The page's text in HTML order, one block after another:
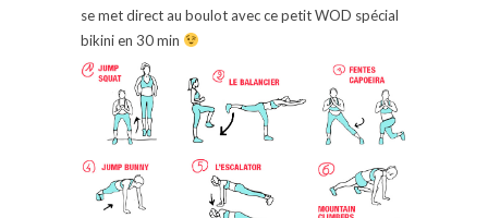
se met direct au boulot avec ce petit WOD spécial
bikini en 30 min